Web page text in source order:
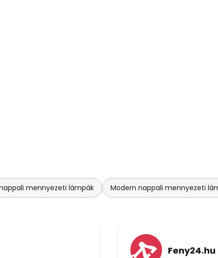
mennyezeti lámpák Modern nappali mennyezeti
Feny24.hu